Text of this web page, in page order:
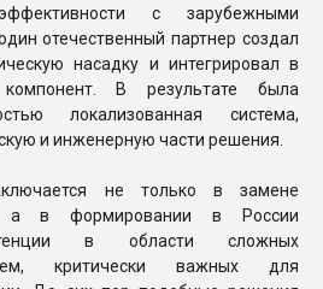
с зарубежными
отечественный партнер создал
насадку и интегрировал в
компонент. В результате была
локализованная система,
и инженерную части решения.
не только в замене
а в формировании в России
в области сложных
критически важных для